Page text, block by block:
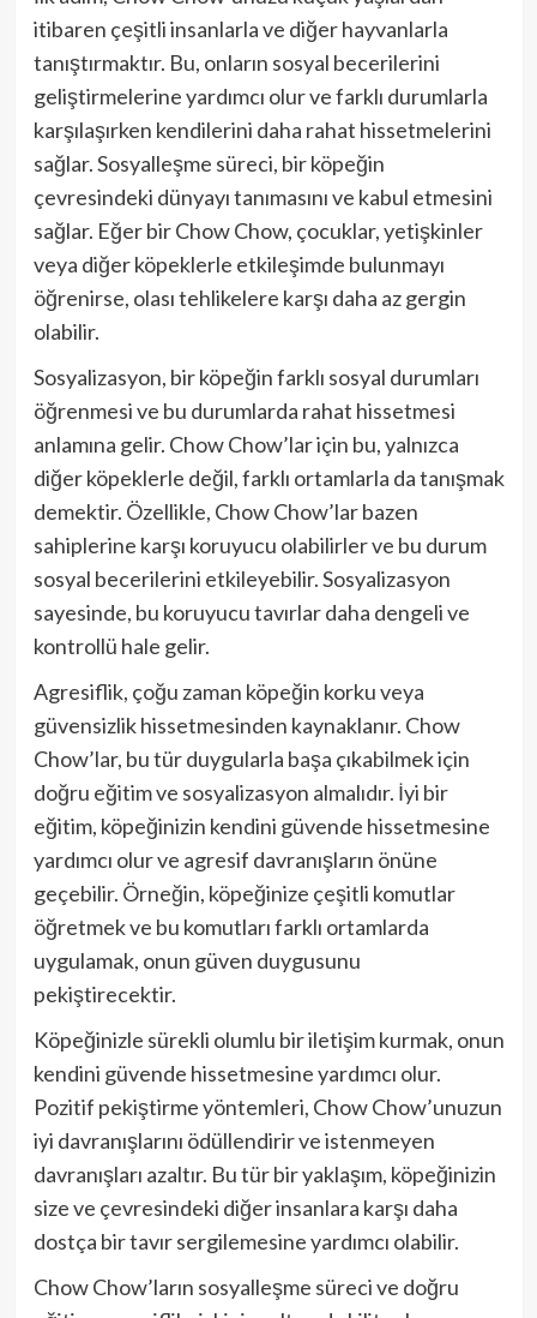
itibaren çeşitli insanlarla ve diğer hayvanlarla
tanıştırmaktır. Bu, onların sosyal becerilerini
geliştirmelerine yardımcı olur ve farklı durumlarla
karşılaşırken kendilerini daha rahat hissetmelerini
sağlar. Sosyalleşme süreci, bir köpeğin
çevresindeki dünyayı tanımasını ve kabul etmesini
sağlar. Eğer bir Chow Chow, çocuklar, yetişkinler
veya diğer köpeklerle etkileşimde bulunmayı
öğrenirse, olası tehlikelere karşı daha az gergin
olabilir.
Sosyalizasyon, bir köpeğin farklı sosyal durumları
öğrenmesi ve bu durumlarda rahat hissetmesi
anlamına gelir. Chow Chow’lar için bu, yalnızca
diğer köpeklerle değil, farklı ortamlarla da tanışmak
demektir. Özellikle, Chow Chow’lar bazen
sahiplerine karşı koruyucu olabilirler ve bu durum
sosyal becerilerini etkileyebilir. Sosyalizasyon
sayesinde, bu koruyucu tavırlar daha dengeli ve
kontrollü hale gelir.
Agresiflik, çoğu zaman köpeğin korku veya
güvensizlik hissetmesinden kaynaklanır. Chow
Chow’lar, bu tür duygularla başa çıkabilmek için
doğru eğitim ve sosyalizasyon almalıdır. İyi bir
eğitim, köpeğinizin kendini güvende hissetmesine
yardımcı olur ve agresif davranışların önüne
geçebilir. Örneğin, köpeğinize çeşitli komutlar
öğretmek ve bu komutları farklı ortamlarda
uygulamak, onun güven duygusunu
pekiştirecektir.
Köpeğinizle sürekli olumlu bir iletişim kurmak, onun
kendini güvende hissetmesine yardımcı olur.
Pozitif pekiştirme yöntemleri, Chow Chow’unuzun
iyi davranışlarını ödüllendirir ve istenmeyen
davranışları azaltır. Bu tür bir yaklaşım, köpeğinizin
size ve çevresindeki diğer insanlara karşı daha
dostça bir tavır sergilemesine yardımcı olabilir.
Chow Chow’ların sosyalleşme süreci ve doğru